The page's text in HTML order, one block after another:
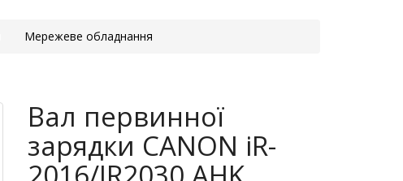
Мережеве обладнання
Вал первинної
зарядки CANON iR-